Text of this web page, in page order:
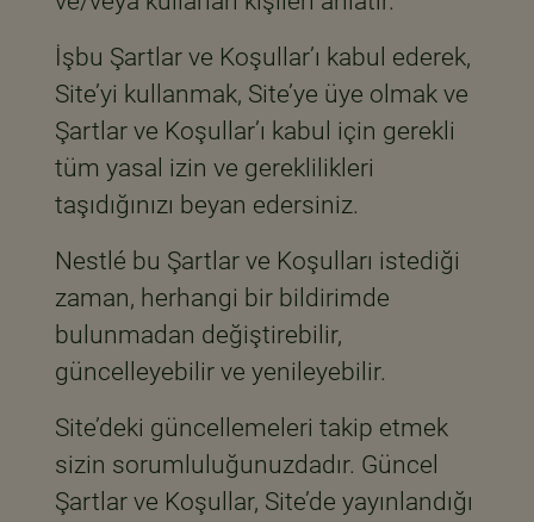
İşbu Şartlar ve Koşullar’ı kabul ederek,
Site’yi kullanmak, Site’ye üye olmak ve
Şartlar ve Koşullar’ı kabul için gerekli
tüm yasal izin ve gereklilikleri
taşıdığınızı beyan edersiniz.
Nestlé bu Şartlar ve Koşulları istediği
zaman, herhangi bir bildirimde
bulunmadan değiştirebilir,
güncelleyebilir ve yenileyebilir.
Site’deki güncellemeleri takip etmek
sizin sorumluluğunuzdadır. Güncel
Şartlar ve Koşullar, Site’de yayınlandığı